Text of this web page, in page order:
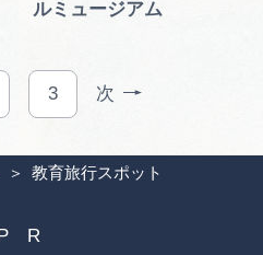
教育旅行スポット
ルミュージアム
3 次